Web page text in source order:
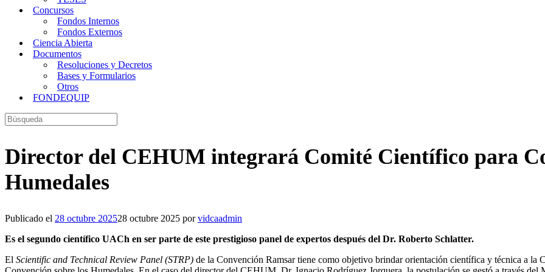
Concursos
Fondos Internos
Fondos Externos
Ciencia Abierta
Documentos
Resoluciones y Decretos
Bases y Formularios
Otros
FONDEQUIP
Buscar:
Director del CEHUM integrará Comité Científico para
Humedales
Publicado el 28 octubre 202528 octubre 2025 porvidcaadmin
Es el segundo científico UACh en ser parte de este prestigioso panel de expertos después del Dr. Roberto Schlatter.
El Scientific and Technical Review Panel (STRP) de la Convención Ramsar tiene como objetivo brindar orientación científica y técnica a la